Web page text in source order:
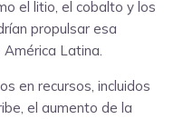
el litio, el cobalto y los
propulsar esa
Latina.
en recursos, incluidos
el aumento de la